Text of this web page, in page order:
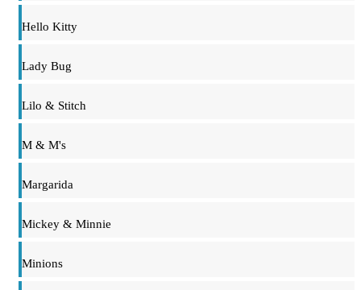
Hello Kitty
Lady Bug
Lilo & Stitch
M & M's
Margarida
Mickey & Minnie
Minions